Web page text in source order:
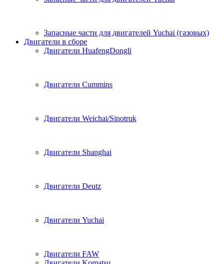
Запасные части для двигателей Yuchai (газовых)
Двигатели в сборе
Двигатели HuafengDongli
Двигатели Cummins
Двигатели Weichai/Sinotruk
Двигатели Shanghai
Двигатели Deutz
Двигатели Yuchai
Двигатели FAW